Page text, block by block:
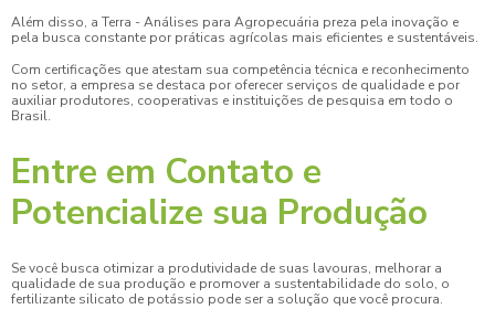
Além disso, a Terra - Análises para Agropecuária preza pela inovação e
pela busca constante por práticas agrícolas mais eficientes e sustentáveis.
Com certificações que atestam sua competência técnica e reconhecimento
no setor, a empresa se destaca por oferecer serviços de qualidade e por
auxiliar produtores, cooperativas e instituições de pesquisa em todo o
Brasil.
Entre em Contato e
Potencialize sua Produção
Se você busca otimizar a produtividade de suas lavouras, melhorar a
qualidade de sua produção e promover a sustentabilidade do solo, o
fertilizante silicato de potássio pode ser a solução que você procura.